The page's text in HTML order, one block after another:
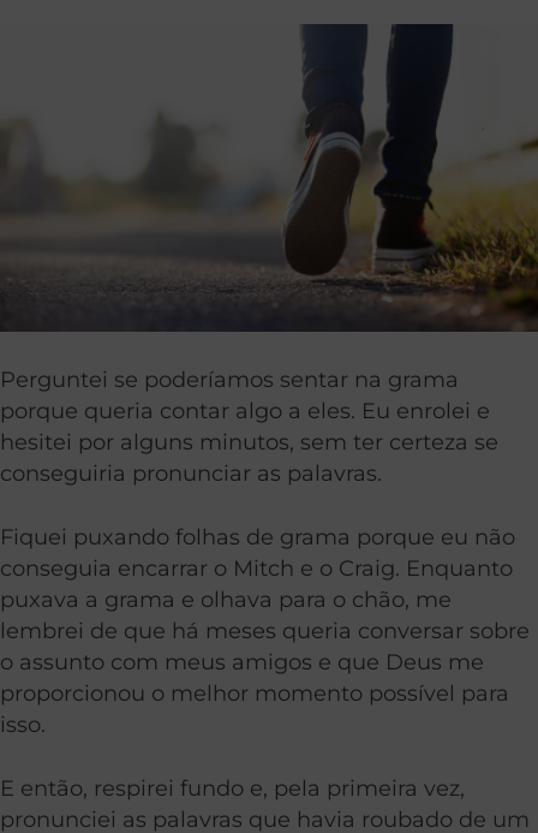
Perguntei se poderíamos sentar na grama
porque queria contar algo a eles. Eu enrolei e
hesitei por alguns minutos, sem ter certeza se
conseguiria pronunciar as palavras.
Fiquei puxando folhas de grama porque eu não
conseguia encarrar o Mitch e o Craig. Enquanto
puxava a grama e olhava para o chão, me
lembrei de que há meses queria conversar sobre
o assunto com meus amigos e que Deus me
proporcionou o melhor momento possível para
isso.
E então, respirei fundo e, pela primeira vez,
pronunciei as palavras que havia roubado de um